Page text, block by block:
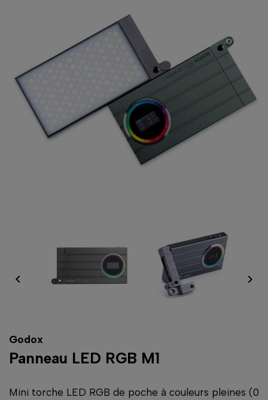
 
Godox
Panneau LED RGB M1
Mini torche LED RGB de poche à couleurs pleines (0